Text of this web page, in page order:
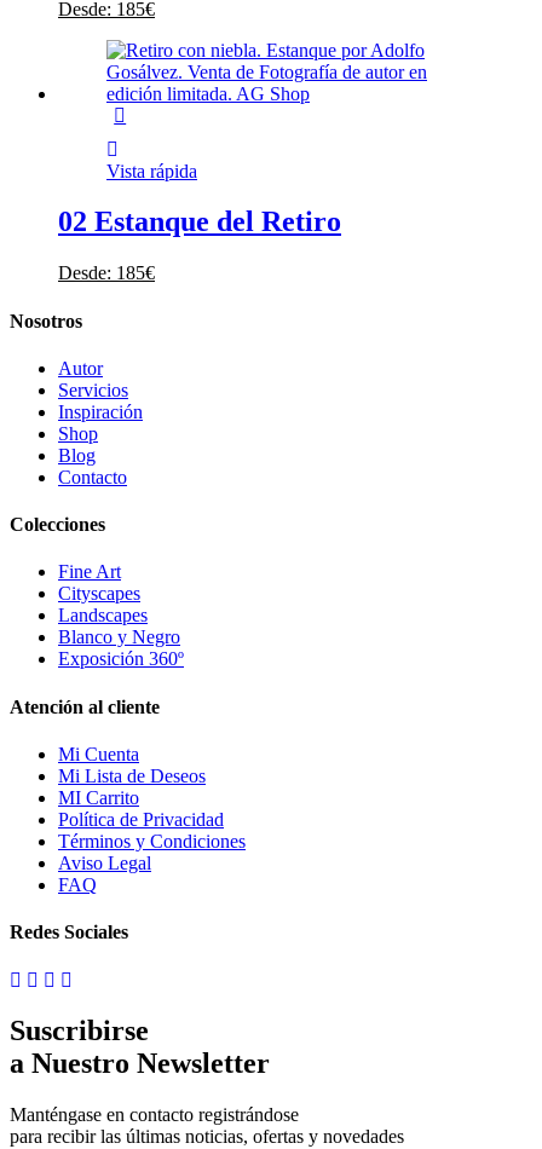
Desde: 185€
Vista rápida
02 Estanque del Retiro
Desde: 185€
Nosotros
Autor
Servicios
Inspiración
Shop
Blog
Contacto
Colecciones
Fine Art
Cityscapes
Landscapes
Blanco y Negro
Exposición 360º
Atención al cliente
Mi Cuenta
Mi Lista de Deseos
MI Carrito
Política de Privacidad
Términos y Condiciones
Aviso Legal
FAQ
Redes Sociales
Suscribirse
a Nuestro Newsletter
Manténgase en contacto registrándose
para recibir las últimas noticias, ofertas y novedades